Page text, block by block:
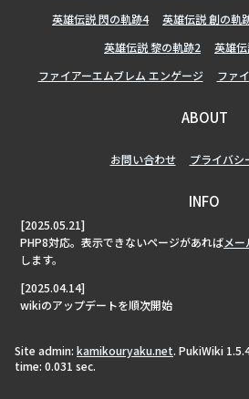
英雄伝説 閃の軌跡4
英雄伝説 創の軌
英雄伝説 黎の軌跡2
英雄
ファイアーエムブレム エンゲージ
ファ
ABOUT
お問い合わせ プライバシ
INFO
[2025.05.21]
PHP8対応。表示できないページがあればメ
します。
[2025.04.14]
wikiのアップデートを順次開始
Site admin: kamikouryaku.net. PukiWiki
time: 0.031 sec.